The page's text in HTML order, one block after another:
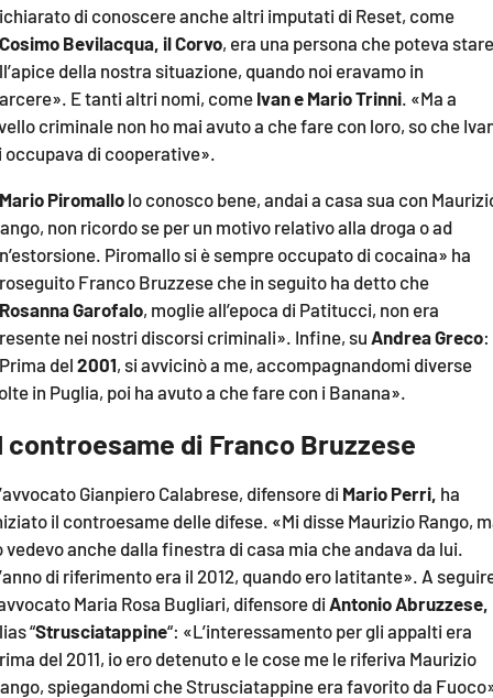
di conoscere anche altri imputati di Reset, come
Cosimo Bevilacqua, il Corvo, era una persona che poteva stare
della nostra situazione, quando noi eravamo in
E tanti altri nomi, come Ivan e Mario Trinni . «Ma a
criminale non ho mai avuto a che fare con loro, so che
occupava di cooperative».
Mario Piromallo lo conosco bene, andai a casa sua con
non ricordo se per un motivo relativo alla droga o ad
Piromallo si è sempre occupato di cocaina» ha
Franco Bruzzese che in seguito ha detto che
Rosanna Garofalo, moglie all’epoca di Patitucci, non era
nei nostri discorsi criminali». Infine, su Andrea Greco:
del 2001, si avvicinò a me, accompagnandomi diverse
in Puglia, poi ha avuto a che fare con i Banana».
controesame di Franco Bruzzese
Gianpiero Calabrese, difensore di Mario Perri, ha
il controesame delle difese. «Mi disse Maurizio Rango,
vedevo anche dalla finestra di casa mia che andava da lui.
di riferimento era il 2012, quando ero latitante». A
Maria Rosa Bugliari, difensore diAntonio Abruzzese,
“Strusciatappine“: «L’interessamento per gli appalti era
del 2011, io ero detenuto e le cose me le riferiva Maurizio
spiegandomi che Strusciatappine era favorito da